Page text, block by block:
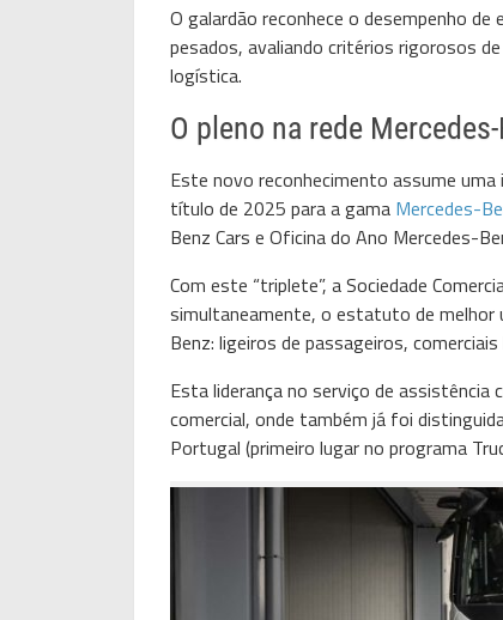
O galardão reconhece o desempenho
pesados, avaliando critérios rigorosos
logística.
O pleno na rede
Este novo reconhecimento assume uma
título de 2025 para a gama Mercedes-
Benz Cars e Oficina do Ano Mercedes-
Com este “triplete”, a Sociedade
simultaneamente, o estatuto de melhor
Benz: ligeiros de passageiros,
Esta liderança no serviço de
comercial, onde também já foi
Portugal (primeiro lugar no programa